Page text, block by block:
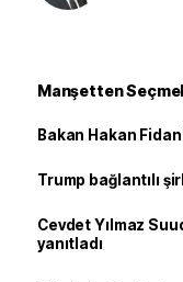
Manşetten
Bakan Hakan
Trump bağlantılı
Cevdet Yılmaz
yanıtladı